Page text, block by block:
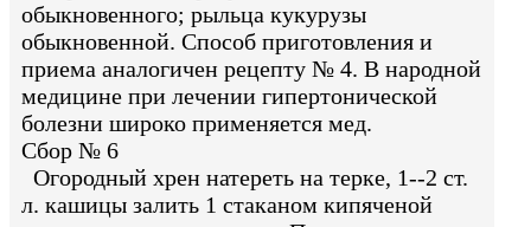
обыкновенного; рыльца кукурузы
обыкновенной. Способ приготовления и
приема аналогичен рецепту № 4. В народной
медицине при лечении гипертонической
болезни широко применяется мед.
Сбор № 6
Огородный хрен натереть на терке, 1--2 ст.
л. кашицы залить 1 стаканом кипяченой